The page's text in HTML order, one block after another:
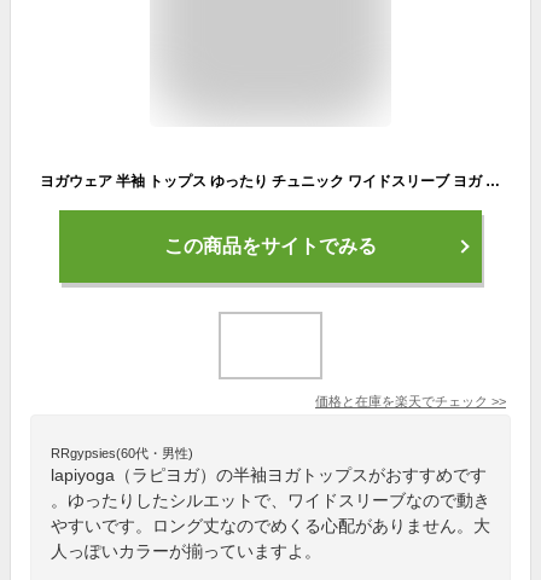
ヨガウェア 半袖 トップス ゆったり チュニック ワイドスリーブ ヨガ ピラティス レディース ロング丈 スポーツウェア フィットネスウェア ギャザー Tシャツ レーヨン 無地 かわいい おしゃれ めくれない リラックス lapiyoga ラピヨガ *2 *y3-2t
この商品をサイトでみる
価格と在庫を楽天でチェック >>
RRgypsies(60代・男性)
lapiyoga（ラピヨガ）の半袖ヨガトップスがおすすめです
。ゆったりしたシルエットで、ワイドスリーブなので動き
やすいです。ロング丈なのでめくる心配がありません。大
人っぽいカラーが揃っていますよ。